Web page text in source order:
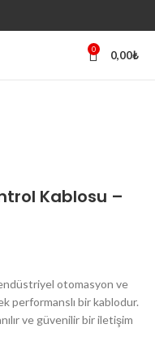
0 0,00₺
Kablosu –
otomasyon ve
performanslı bir kablodur.
ve güvenilir bir iletişim